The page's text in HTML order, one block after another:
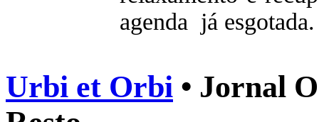
agenda já esgotada.
Urbi et Orbi • Jornal